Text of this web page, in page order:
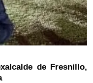
de Fresnillo,